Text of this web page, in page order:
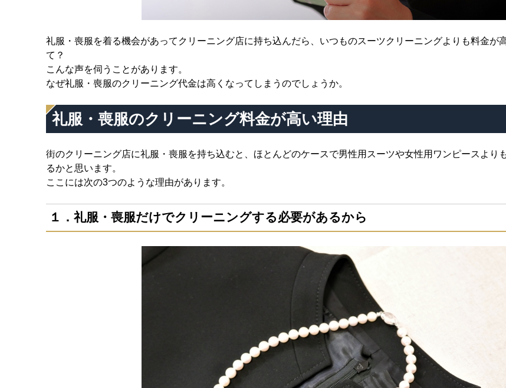
礼服・喪服を着る機会があってクリーニング店に持ち込んだら、いつものスーツクリーニングよりも料金が
て？
こんな声を伺うことがあります。
なぜ礼服・喪服のクリーニング代金は高くなってしまうのでしょうか。
礼服・喪服のクリーニング料金が高い理由
街のクリーニング店に礼服・喪服を持ち込むと、ほとんどのケースで男性用スーツや女性用ワンピースより
るかと思います。
ここには次の3つのような理由があります。
１．礼服・喪服だけでクリーニングする必要があるから